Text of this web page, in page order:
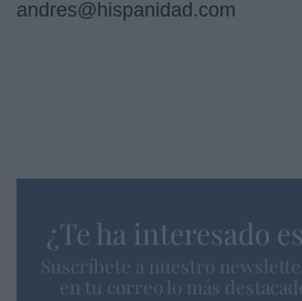
andres@hispanidad.com
¿Te ha interesado
Suscríbete a nuestro
en tu correo lo más